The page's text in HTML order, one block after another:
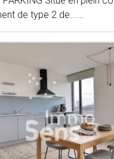
de type 2 de......